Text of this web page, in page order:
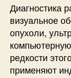
Диагностика
визуальное
опухоли,
редкости
применяют